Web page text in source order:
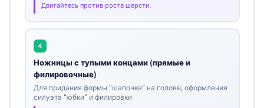
Двигайтесь против роста шерсти.
4
Ножницы с тупыми концами (прямые и
филировочные)
Для придания формы "шапочке" на голове, оформления
силуэта "юбки" и филировки